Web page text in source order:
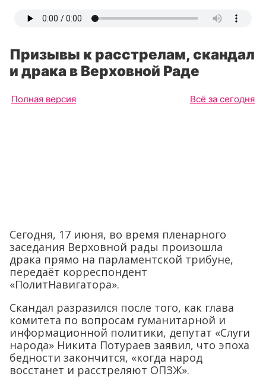
Призывы к расстрелам, скандал
и драка в Верховной Раде
Полная версия Всё за сегодня
Сегодня, 17 июня, во время пленарного
заседания Верховной рады произошла
драка прямо на парламентской трибуне,
передаёт корреспондент
«ПолитНавигатора».
Скандал разразился после того, как глава
комитета по вопросам гуманитарной и
информационной политики, депутат «Слуги
народа» Никита Потураев заявил, что эпоха
бедности закончится, «когда народ
восстанет и расстреляют ОПЗЖ».